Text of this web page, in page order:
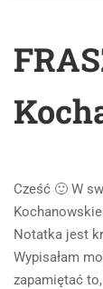
Cześć 🙂 W
Notatka jest
Wypisałam
zapamiętać